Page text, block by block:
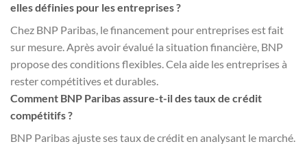
elles définies pour les entreprises ?
Chez BNP Paribas, le financement pour entreprises est fait
sur mesure. Après avoir évalué la situation financière, BNP
propose des conditions flexibles. Cela aide les entreprises à
rester compétitives et durables.
Comment BNP Paribas assure-t-il des taux de crédit
compétitifs ?
BNP Paribas ajuste ses taux de crédit en analysant le marché.